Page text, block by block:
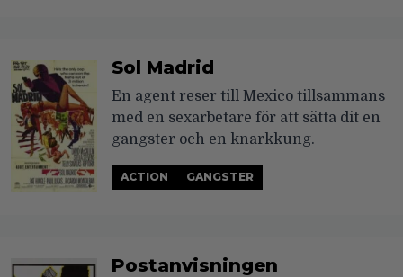
Sol Madrid
En agent reser till Mexico tillsammans
med en sexarbetare för att sätta dit en
gangster och en knarkkung.
ACTION GANGSTER
Postanvisningen